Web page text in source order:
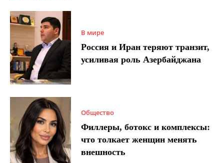
В мире
Россия и Иран теряют транзит,
усиливая роль Азербайджана
Общество
Филлеры, ботокс и комплексы:
что толкает женщин менять
внешность